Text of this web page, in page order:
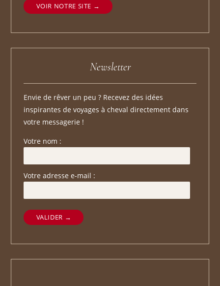
VOIR NOTRE SITE
Newsletter
Envie de rêver un peu ? Recevez des idées
inspirantes de voyages à cheval directement dans
votre messagerie !
Votre nom :
Votre adresse e-mail :
VALIDER →